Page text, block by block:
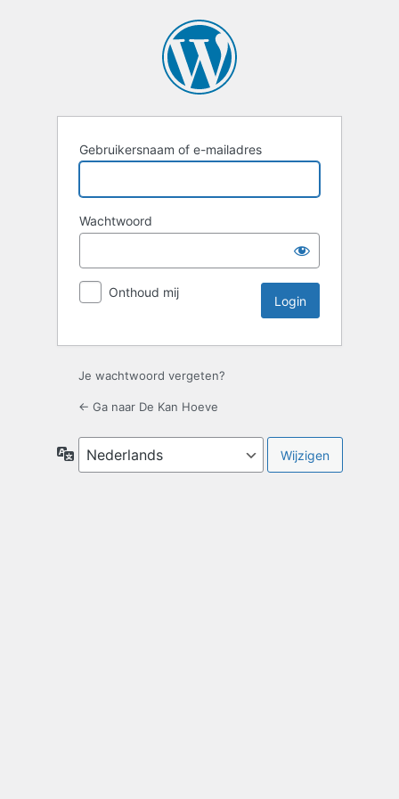
Gebruikersnaam of e-mailadres
Wachtwoord
Onthoud mij
Je wachtwoord vergeten?
← Ga naar De Kan Hoeve
Taal